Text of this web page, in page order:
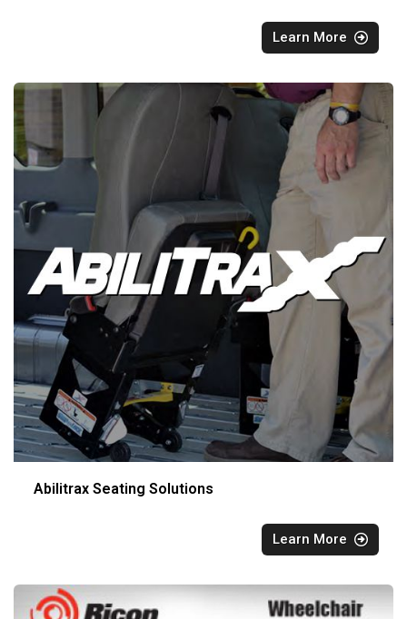
Learn More
Abilitrax Seating Solutions
Learn More